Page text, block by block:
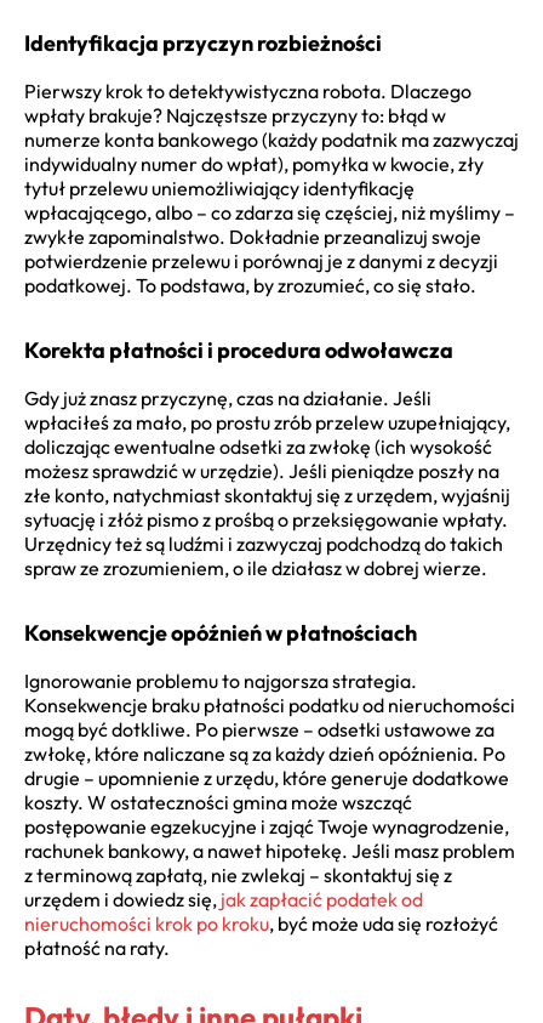
Identyfikacja przyczyn rozbieżności
Pierwszy krok to detektywistyczna robota. Dlaczego
wpłaty brakuje? Najczęstsze przyczyny to: błąd w
numerze konta bankowego (każdy podatnik ma zazwyczaj
indywidualny numer do wpłat), pomyłka w kwocie, zły
tytuł przelewu uniemożliwiający identyfikację
wpłacającego, albo – co zdarza się częściej, niż myślimy –
zwykłe zapominalstwo. Dokładnie przeanalizuj swoje
potwierdzenie przelewu i porównaj je z danymi z decyzji
podatkowej. To podstawa, by zrozumieć, co się stało.
Korekta płatności i procedura odwoławcza
Gdy już znasz przyczynę, czas na działanie. Jeśli
wpłaciłeś za mało, po prostu zrób przelew uzupełniający,
doliczając ewentualne odsetki za zwłokę (ich wysokość
możesz sprawdzić w urzędzie). Jeśli pieniądze poszły na
złe konto, natychmiast skontaktuj się z urzędem, wyjaśnij
sytuację i złóż pismo z prośbą o przeksięgowanie wpłaty.
Urzędnicy też są ludźmi i zazwyczaj podchodzą do takich
spraw ze zrozumieniem, o ile działasz w dobrej wierze.
Konsekwencje opóźnień w płatnościach
Ignorowanie problemu to najgorsza strategia.
Konsekwencje braku płatności podatku od nieruchomości
mogą być dotkliwe. Po pierwsze – odsetki ustawowe za
zwłokę, które naliczane są za każdy dzień opóźnienia. Po
drugie – upomnienie z urzędu, które generuje dodatkowe
koszty. W ostateczności gmina może wszcząć
postępowanie egzekucyjne i zająć Twoje wynagrodzenie,
rachunek bankowy, a nawet hipotekę. Jeśli masz problem
z terminową zapłatą, nie zwlekaj – skontaktuj się z
urzędem i dowiedz się, jak zapłacić podatek od
nieruchomości krok po kroku, być może uda się rozłożyć
płatność na raty.